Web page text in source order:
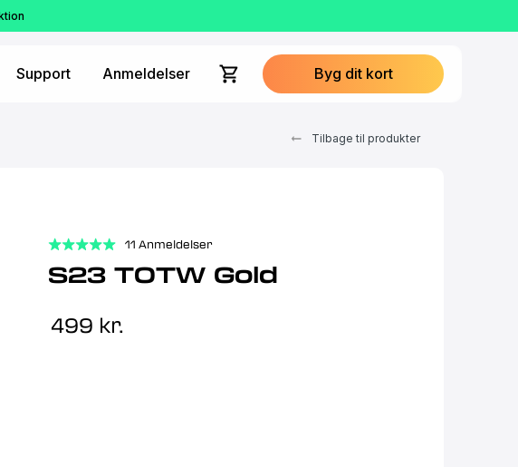
Support Anmeldelser Byg dit kort
Tilbage til produkter
11 Anmeldelser
S23 TOTW Gold
499 kr.